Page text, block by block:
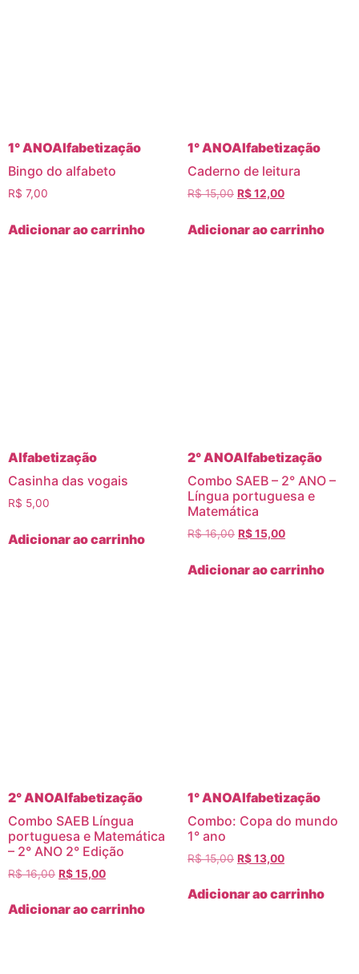
1° ANOAlfabetização
Bingo do alfabeto
R$ 7,00
Adicionar ao carrinho
1° ANOAlfabetização
Caderno de leitura
R$15,00 R$12,00
Adicionar ao carrinho
Alfabetização
Casinha das vogais
R$ 5,00
Adicionar ao carrinho
2° ANOAlfabetização
Combo SAEB – 2° ANO –
Língua portuguesa e
Matemática
R$16,00 R$15,00
Adicionar ao carrinho
2° ANOAlfabetização
Combo SAEB Língua
portuguesa e Matemática
– 2° ANO 2° Edição
R$16,00 R$15,00
Adicionar ao carrinho
1° ANOAlfabetização
Combo: Copa do mundo
1° ano
R$15,00 R$13,00
Adicionar ao carrinho